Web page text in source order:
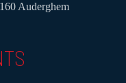
Auderghem